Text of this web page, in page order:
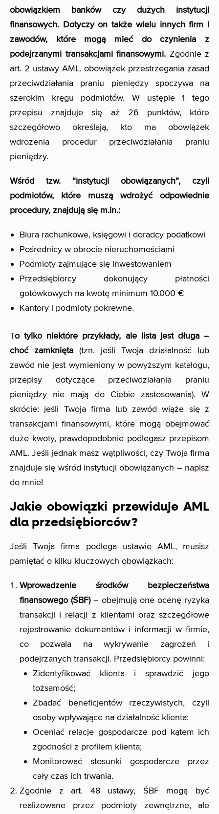
obowiązkiem banków czy dużych instytucji
finansowych. Dotyczy on także wielu innych firm i
zawodów, które mogą mieć do czynienia z
podejrzanymi transakcjami finansowymi. Zgodnie z
art. 2 ustawy AML, obowiązek przestrzegania zasad
przeciwdziałania praniu pieniędzy spoczywa na
szerokim kręgu podmiotów. W ustępie 1 tego
przepisu znajduje się aż 26 punktów, które
szczegółowo określają, kto ma obowiązek
wdrożenia procedur przeciwdziałania praniu
pieniędzy.
Wśród tzw. “instytucji obowiązanych”, czyli
podmiotów, które muszą wdrożyć odpowiednie
procedury, znajdują się m.in.:
Biura rachunkowe, księgowi i doradcy podatkowi
Pośrednicy w obrocie nieruchomościami
Podmioty zajmujące się inwestowaniem
Przedsiębiorcy dokonujący płatności
gotówkowych na kwotę minimum 10.000 €
Kantory i podmioty pokrewne.
To tylko niektóre przykłady, ale lista jest długa –
choć zamknięta (tzn. jeśli Twoja działalność lub
zawód nie jest wymieniony w powyższym katalogu,
przepisy dotyczące przeciwdziałania praniu
pieniędzy nie mają do Ciebie zastosowania). W
skrócie: jeśli Twoja firma lub zawód wiąże się z
transakcjami finansowymi, które mogą obejmować
duże kwoty, prawdopodobnie podlegasz przepisom
AML. Jeśli jednak masz wątpliwości, czy Twoja firma
znajduje się wśród instytucji obowiązanych – napisz
do mnie!
Jakie obowiązki przewiduje AML
dla przedsiębiorców?
Jeśli Twoja firma podlega ustawie AML, musisz
pamiętać o kilku kluczowych obowiązkach:
Wprowadzenie środków bezpieczeństwa
finansowego (ŚBF) – obejmują one ocenę ryzyka
transakcji i relacji z klientami oraz szczegółowe
rejestrowanie dokumentów i informacji w firmie,
co pozwala na wykrywanie zagrożeń i
podejrzanych transakcji. Przedsiębiorcy powinni:
Zidentyfikować klienta i sprawdzić jego
tożsamość;
Zbadać beneficjentów rzeczywistych, czyli
osoby wpływające na działalność klienta;
Oceniać relacje gospodarcze pod kątem ich
zgodności z profilem klienta;
Monitorować stosunki gospodarcze przez
cały czas ich trwania.
Zgodnie z art. 48 ustawy, ŚBF mogą być
realizowane przez podmioty zewnętrzne, ale